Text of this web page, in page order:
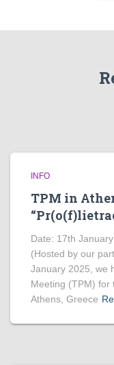
INFO
TPM in
Date: 17th
(Hosted by our
January 2025, we
Meeting (TPM) for
Athens, Greece